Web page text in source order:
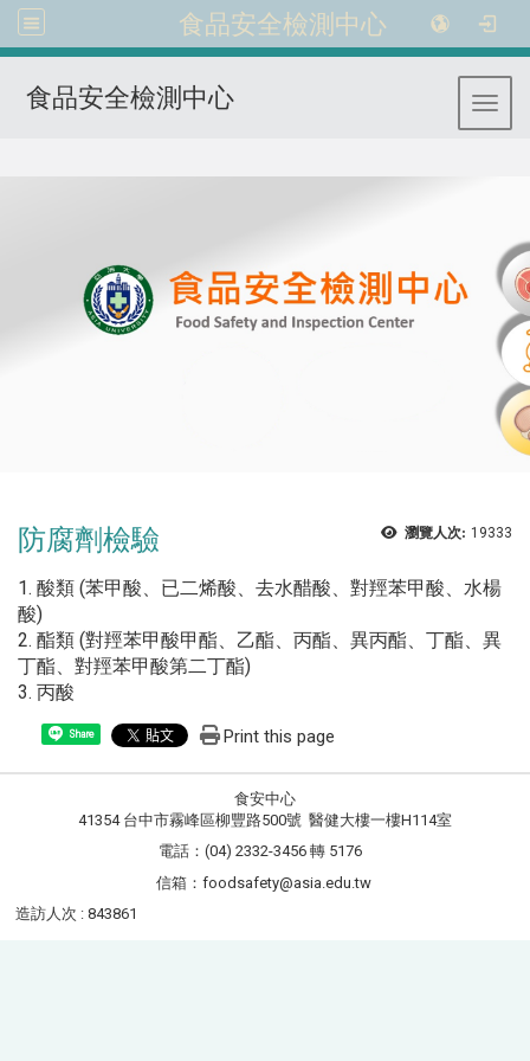
食品安全檢測中心
食品安全檢測中心
瀏覽人次: 19333
防腐劑檢驗
1. 酸類 (苯甲酸、已二烯酸、去水醋酸、對羥苯甲酸、水楊
酸)
2. 酯類 (對羥苯甲酸甲酯、乙酯、丙酯、異丙酯、丁酯、異
丁酯、對羥苯甲酸第二丁酯)
3. 丙酸
Share Print this page
食安中心
41354 台中市霧峰區柳豐路500號 醫健大樓一樓H114室
電話：(04) 2332-3456 轉 5176
信箱：foodsafety@asia.edu.tw
造訪人次 : 843861